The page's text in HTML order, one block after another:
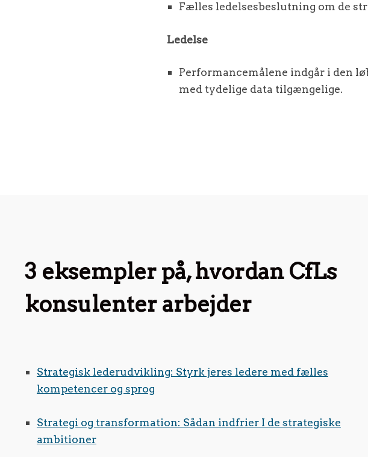
Fælles ledelsesbeslutning om de
Ledelse
Performancemålene indgår i den
med tydelige data tilgængelige.
3 eksempler på, hvordan CfLs
konsulenter arbejder
Strategisk lederudvikling: Styrk jeres ledere med fælles
kompetencer og sprog
Strategi og transformation: Sådan indfrier I de strategiske
ambitioner